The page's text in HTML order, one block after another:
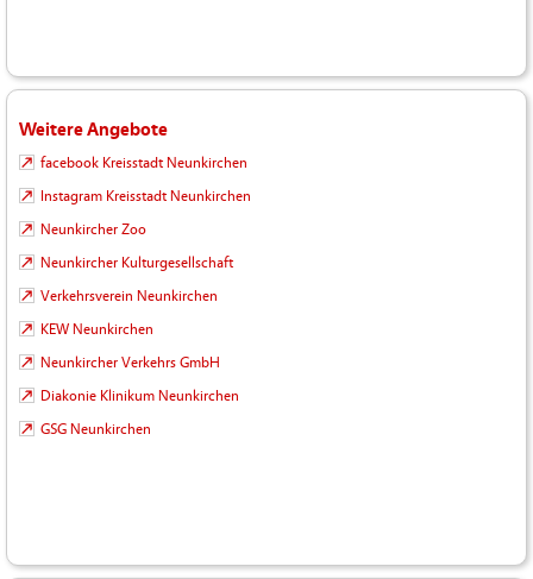
Weitere Angebote
facebook Kreisstadt Neunkirchen
Instagram Kreisstadt Neunkirchen
Neunkircher Zoo
Neunkircher Kulturgesellschaft
Verkehrsverein Neunkirchen
KEW Neunkirchen
Neunkircher Verkehrs GmbH
Diakonie Klinikum Neunkirchen
GSG Neunkirchen